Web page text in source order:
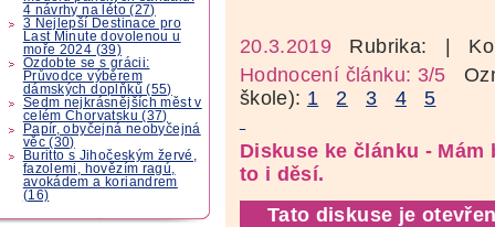
4 návrhy na léto (27)
3 Nejlepší Destinace pro
Last Minute dovolenou u
moře 2024 (39)
Ozdobte se s grácii:
Průvodce výběrem
dámských doplňků (55)
Sedm nejkrásnějších měst v
celém Chorvatsku (37)
Papír, obyčejná neobyčejná
věc (30)
Buritto s Jihočeským žervé,
fazolemi, hovězím ragú,
avokádem a koriandrem
(16)
20.3.2019 Rubrika:
|
Hodnocení článku: 3/5
škole): 1 2 3 4 5
Diskuse ke článku -
to i děsí.
Tato diskuse je